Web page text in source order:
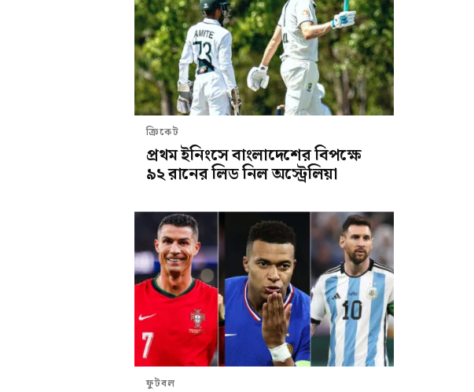
ক্রিকেট
প্রথম ইনিংসে বাংলাদেশের বিপক্ষে
৯২ রানের লিড নিল অস্ট্রেলিয়া
ফুটবল